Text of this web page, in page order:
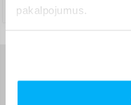
pakalpojumus.